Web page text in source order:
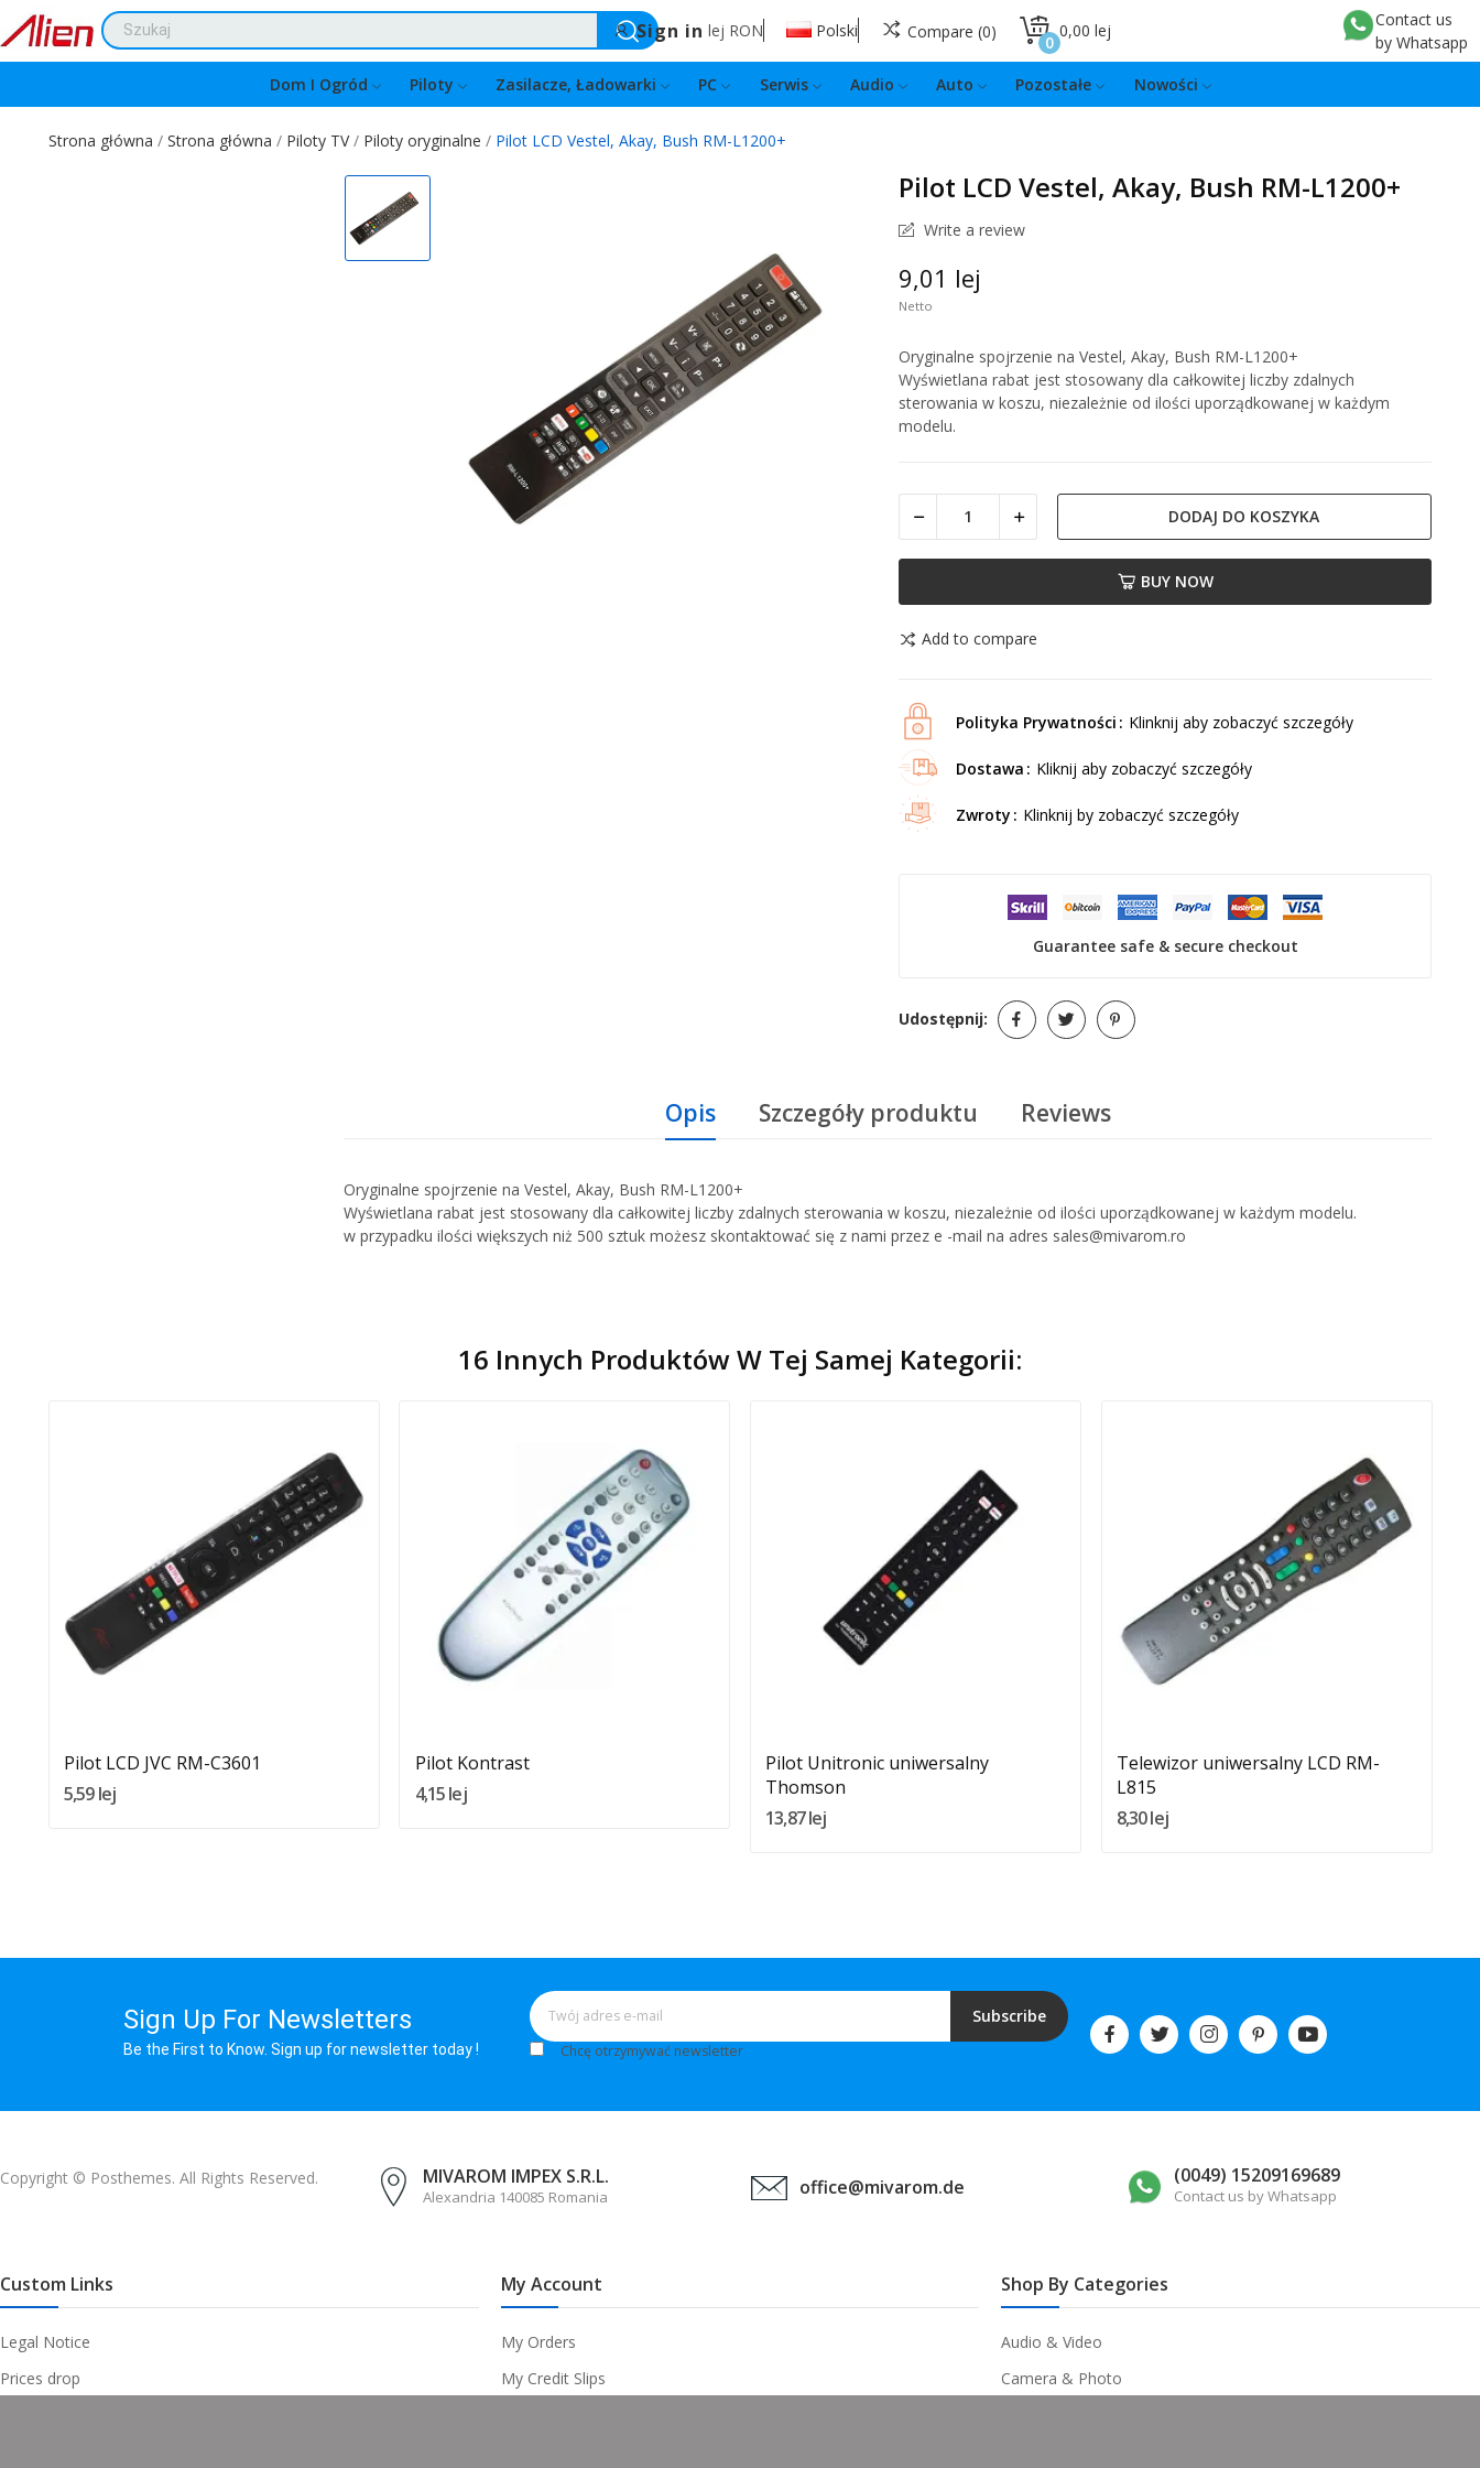
Sign in lej RON Polski Compare 0 0,00 lej
0
Contact us
by Whatsapp
Dom I Ogród
Piloty Zasilacze, Ładowarki PC Serwis Audio Auto Pozostałe Nowości
Strona główna Strona główna Piloty TV Piloty oryginalne Pilot LCD Vestel, Akay, Bush RM-L1200+
Pilot LCD Vestel, Akay, Bush RM-L1200+
Write a review
9,01 lej
Netto
Oryginalne spojrzenie na Vestel, Akay, Bush RM-L1200+
Wyświetlana rabat jest stosowany dla całkowitej liczby zdalnych
sterowania w koszu, niezależnie od ilości uporządkowanej w każdym
modelu.
DODAJ DO KOSZYKA
BUY NOW
Add to compare
Polityka Prywatności Klinknij aby zobaczyć szczegóły
Dostawa Kliknij aby zobaczyć szczegóły
Zwroty Klinknij by zobaczyć szczegóły
Guarantee safe & secure checkout
Udostępnij:
Opis Szczegóły produktu Reviews
Oryginalne spojrzenie na Vestel, Akay, Bush RM-L1200+
Wyświetlana rabat jest stosowany dla całkowitej liczby zdalnych sterowania w koszu, niezależnie od ilości uporządkowanej w każdym modelu.
w przypadku ilości większych niż 500 sztuk możesz skontaktować się z nami przez e -mail na adres sales@mivarom.ro
16 Innych Produktów W Tej Samej Kategorii:
Pilot LCD JVC RM-C3601
5,59 lej
Quantity:
Pilot Kontrast
4,15 lej
Quantity:
Pilot Unitronic uniwersalny
Thomson
13,87 lej
Telewizor uniwersalny LCD RM-
L815
8,30 lej
Sign Up For Newsletters
Be the First to Know. Sign up for newsletter today !
Subscribe
Chcę otrzymywać newsletter
Copyright © Posthemes. All Rights Reserved. MIVAROM IMPEX S.R.L.
Alexandria 140085 Romania office@mivarom.de (0049) 15209169689
Contact us by Whatsapp
Custom Links
Legal Notice
Prices drop
My Account
My Orders
My Credit Slips
Shop By Categories
Audio & Video
Camera & Photo